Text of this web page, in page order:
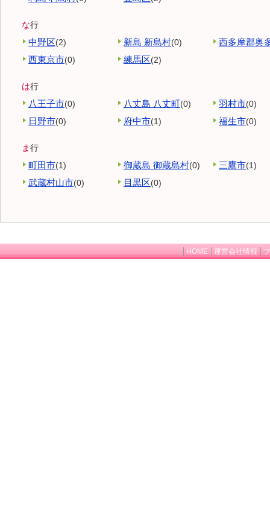
な行
中野区(2) 新島 新島村(0)
西多摩郡奥
西東京市(0) 練馬区(2)
は行
八王子市(0) 八丈島 八丈町(0) 羽村市(0)
日野市(0) 府中市(1) 福生市(0)
ま行
町田市(1) 御蔵島 御蔵島村(0) 三鷹市(1)
武蔵村山市(0) 目黒区(0)
HOME 運営会社情報